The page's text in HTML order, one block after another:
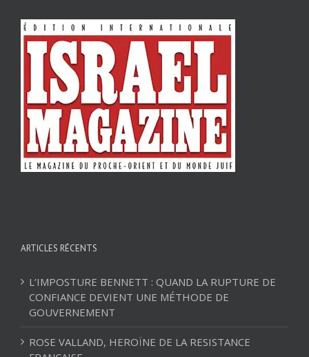
ARTICLES RÉCENTS
L’IMPOSTURE BENNETT : QUAND LA RUPTURE DE
CONFIANCE DEVIENT UNE MÉTHODE DE
GOUVERNEMENT
ROSE VALLAND, HEROÏNE DE LA RESISTANCE